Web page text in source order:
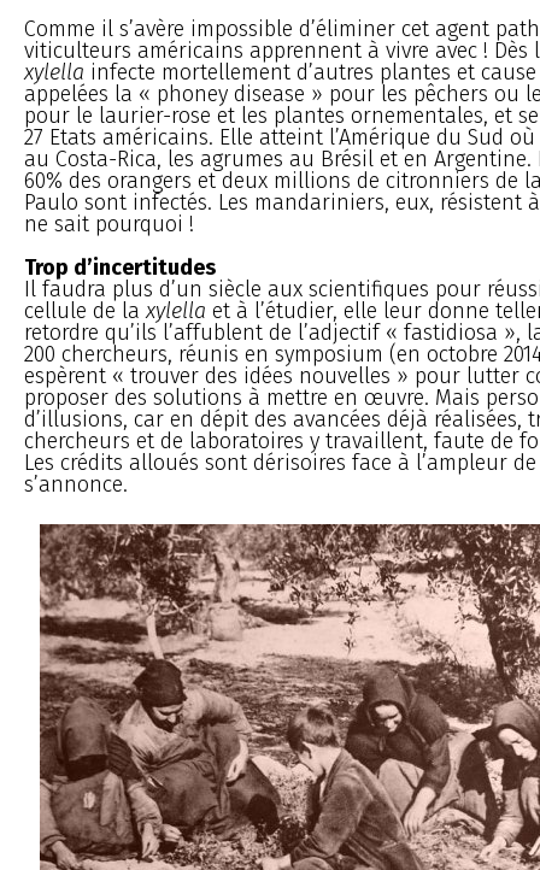
Comme il s’avère impossible d’éliminer cet agent
viticulteurs américains apprennent à vivre avec ! Dès
xylella infecte mortellement d’autres plantes et
appelées la « phoney disease » pour les pêchers ou
pour le laurier-rose et les plantes ornementales, et
27 Etats américains. Elle atteint l’Amérique du Sud
au Costa-Rica, les agrumes au Brésil et en Argentine.
60% des orangers et deux millions de citronniers de
Paulo sont infectés. Les mandariniers, eux, résistent
ne sait pourquoi !
Trop d’incertitudes
Il faudra plus d’un siècle aux scientifiques pour
cellule de laxylella et à l’étudier, elle leur donne
retordre qu’ils l’affublent de l’adjectif « fastidiosa »,
200 chercheurs, réunis en symposium (en octobre
espèrent « trouver des idées nouvelles » pour lutter
proposer des solutions à mettre en œuvre. Mais
d’illusions, car en dépit des avancées déjà réalisées,
chercheurs et de laboratoires y travaillent, faute de
Les crédits alloués sont dérisoires face à l’ampleur
s’annonce.